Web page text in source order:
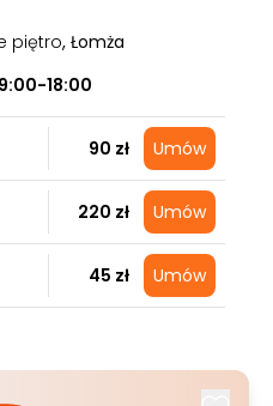
piętro, Łomża
18:00
90 zł Umów
220 zł Umów
45 zł Umów